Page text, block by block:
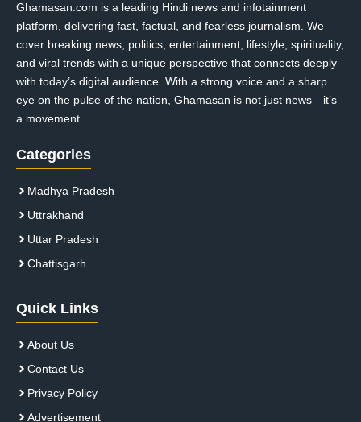
Ghamasan.com is a leading Hindi news and infotainment
platform, delivering fast, factual, and fearless journalism. We
cover breaking news, politics, entertainment, lifestyle, spirituality,
and viral trends with a unique perspective that connects deeply
with today’s digital audience. With a strong voice and a sharp
eye on the pulse of the nation, Ghamasan is not just news—it’s
a movement.
Categories
Madhya Pradesh
Uttrakhand
Uttar Pradesh
Chattisgarh
Quick Links
About Us
Contact Us
Privacy Policy
Advertisement